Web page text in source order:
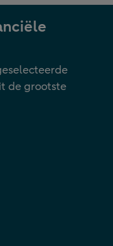
de grootste